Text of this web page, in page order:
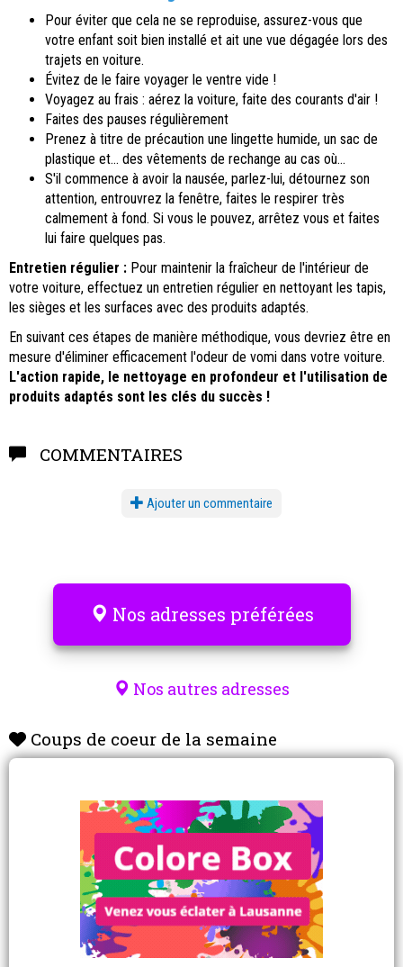
Pour éviter que cela ne se reproduise, assurez-vous que
votre enfant soit bien installé et ait une vue dégagée lors des
trajets en voiture.
Évitez de le faire voyager le ventre vide !
Voyagez au frais : aérez la voiture, faite des courants d'air !
Faites des pauses régulièrement
Prenez à titre de précaution une lingette humide, un sac de
plastique et... des vêtements de rechange au cas où...
S'il commence à avoir la nausée, parlez-lui, détournez son
attention, entrouvrez la fenêtre, faites le respirer très
calmement à fond. Si vous le pouvez, arrêtez vous et faites
lui faire quelques pas.
Entretien régulier : Pour maintenir la fraîcheur de l'intérieur de
votre voiture, effectuez un entretien régulier en nettoyant les tapis,
les sièges et les surfaces avec des produits adaptés.
En suivant ces étapes de manière méthodique, vous devriez être en
mesure d'éliminer efficacement l'odeur de vomi dans votre voiture.
L'action rapide, le nettoyage en profondeur et l'utilisation de
produits adaptés sont les clés du succès !
COMMENTAIRES
Ajouter un commentaire
Nos adresses préférées
Nos autres adresses
Coups de coeur de la semaine